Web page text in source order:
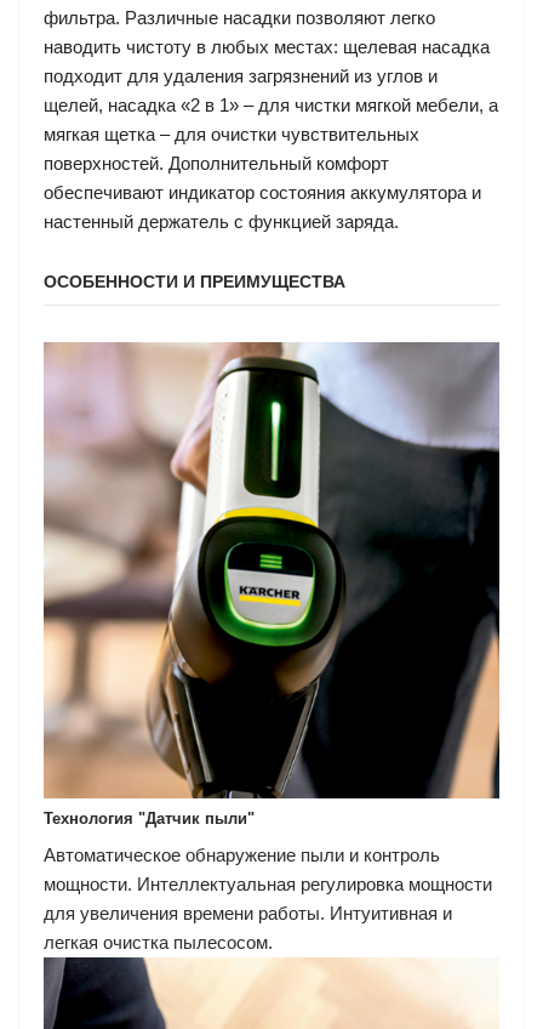
фильтра. Различные насадки позволяют легко
наводить чистоту в любых местах: щелевая насадка
подходит для удаления загрязнений из углов и
щелей, насадка «2 в 1» – для чистки мягкой мебели, а
мягкая щетка – для очистки чувствительных
поверхностей. Дополнительный комфорт
обеспечивают индикатор состояния аккумулятора и
настенный держатель с функцией заряда.
ОСОБЕННОСТИ И ПРЕИМУЩЕСТВА
Технология "Датчик пыли"
Автоматическое обнаружение пыли и контроль
мощности. Интеллектуальная регулировка мощности
для увеличения времени работы. Интуитивная и
легкая очистка пылесосом.